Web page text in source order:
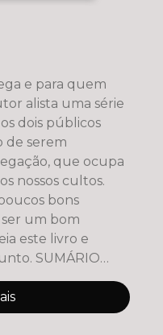
e para quem
alista uma série
dois públicos
de serem
que ocupa
nossos cultos.
bons
um bom
este livro e